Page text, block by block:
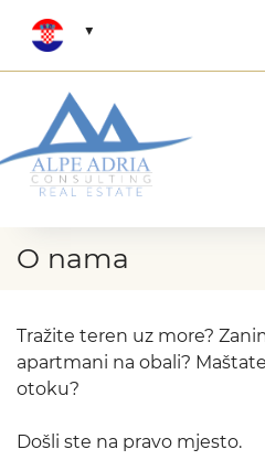
O nama
Tražite teren uz more?
apartmani na obali?
otoku?
Došli ste na pravo mjesto.